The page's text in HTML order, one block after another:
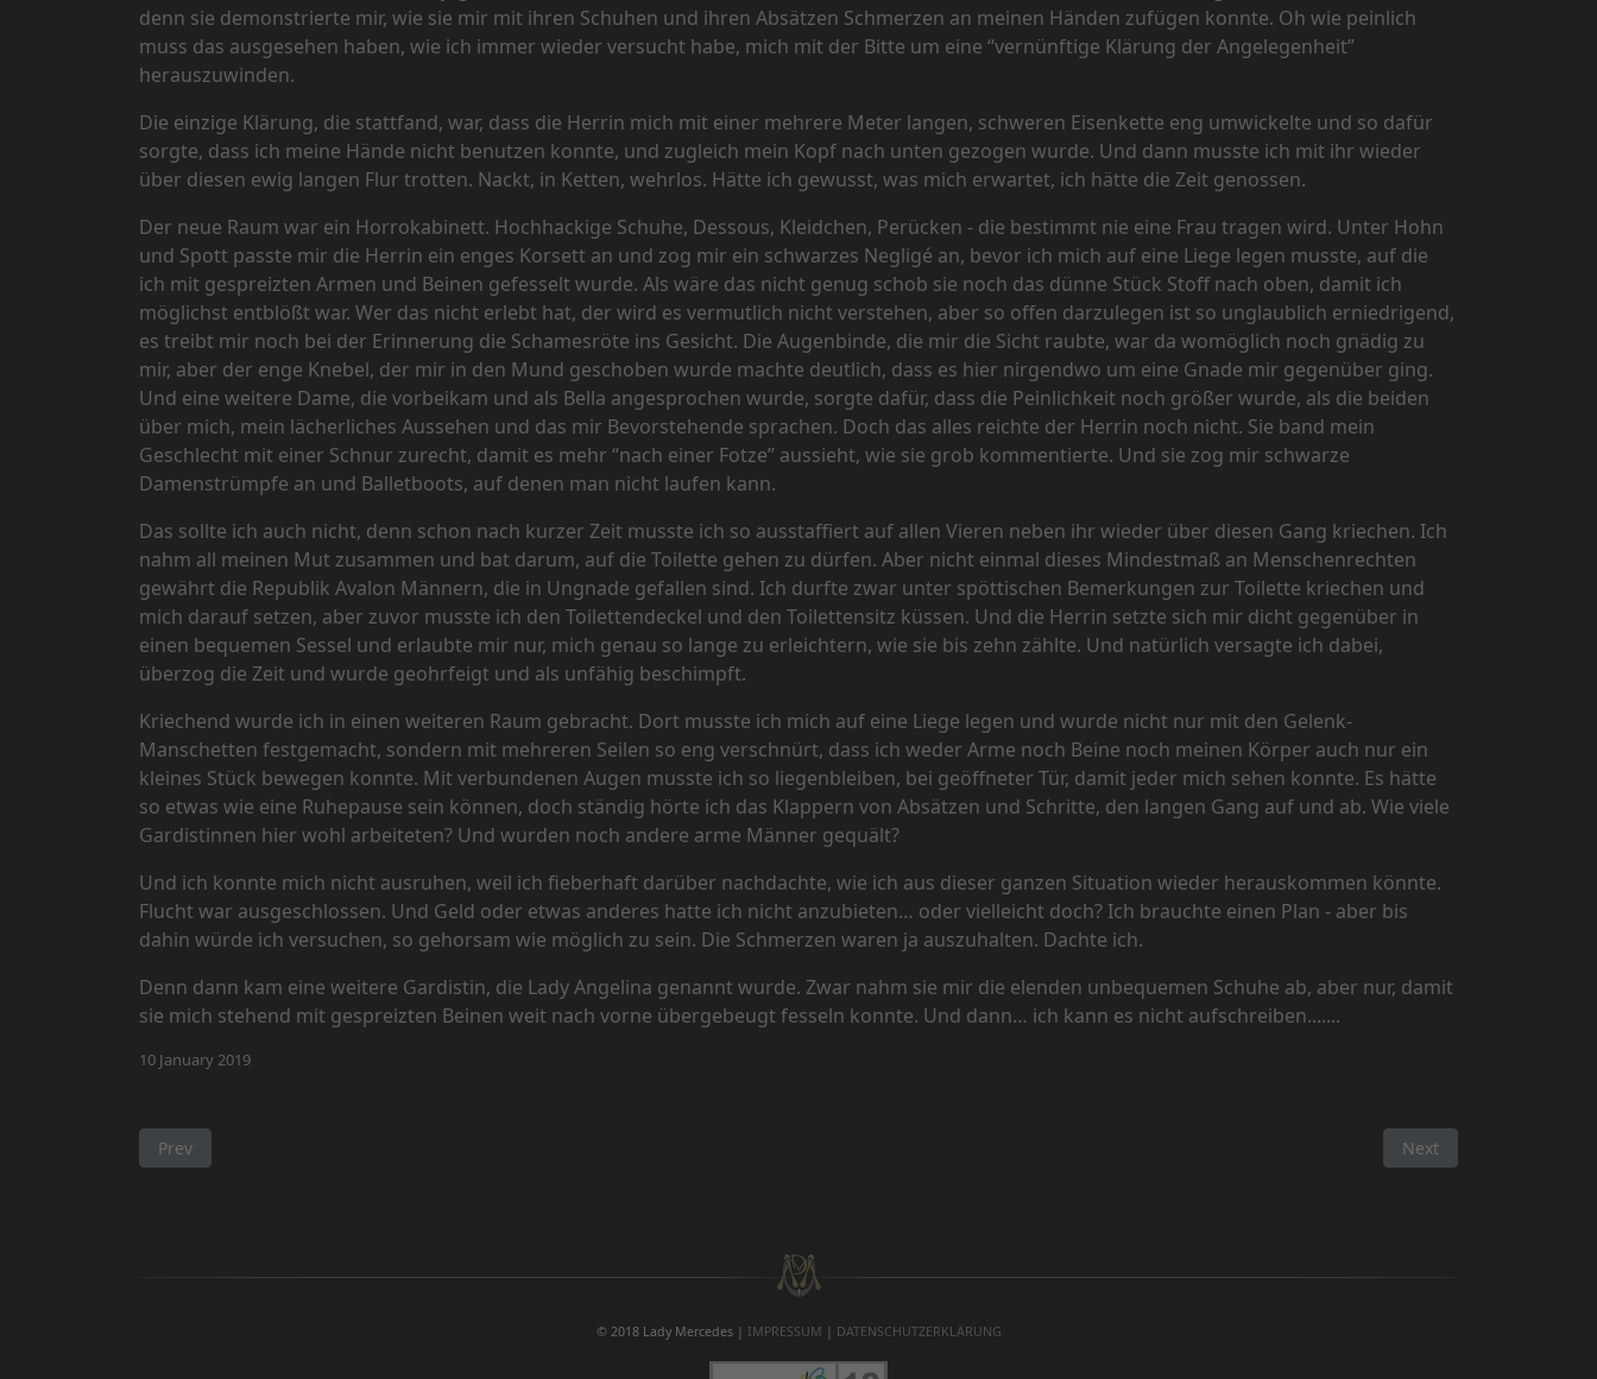
denn sie demonstrierte mir, wie sie mir mit ihren Schuhen und ihren Absätzen Schmerzen an meinen Händen zufügen konnte. Oh wie peinlich
muss das ausgesehen haben, wie ich immer wieder versucht habe, mich mit der Bitte um eine “vernünftige Klärung der Angelegenheit”
herauszuwinden.
Die einzige Klärung, die stattfand, war, dass die Herrin mich mit einer mehrere Meter langen, schweren Eisenkette eng umwickelte und so dafür
sorgte, dass ich meine Hände nicht benutzen konnte, und zugleich mein Kopf nach unten gezogen wurde. Und dann musste ich mit ihr wieder
über diesen ewig langen Flur trotten. Nackt, in Ketten, wehrlos. Hätte ich gewusst, was mich erwartet, ich hätte die Zeit genossen.
Der neue Raum war ein Horrokabinett. Hochhackige Schuhe, Dessous, Kleidchen, Perücken - die bestimmt nie eine Frau tragen wird. Unter Hohn
und Spott passte mir die Herrin ein enges Korsett an und zog mir ein schwarzes Negligé an, bevor ich mich auf eine Liege legen musste, auf die
ich mit gespreizten Armen und Beinen gefesselt wurde. Als wäre das nicht genug schob sie noch das dünne Stück Stoff nach oben, damit ich
möglichst entblößt war. Wer das nicht erlebt hat, der wird es vermutlich nicht verstehen, aber so offen darzulegen ist so unglaublich erniedrigend,
es treibt mir noch bei der Erinnerung die Schamesröte ins Gesicht. Die Augenbinde, die mir die Sicht raubte, war da womöglich noch gnädig zu
mir, aber der enge Knebel, der mir in den Mund geschoben wurde machte deutlich, dass es hier nirgendwo um eine Gnade mir gegenüber ging.
Und eine weitere Dame, die vorbeikam und als Bella angesprochen wurde, sorgte dafür, dass die Peinlichkeit noch größer wurde, als die beiden
über mich, mein lächerliches Aussehen und das mir Bevorstehende sprachen. Doch das alles reichte der Herrin noch nicht. Sie band mein
Geschlecht mit einer Schnur zurecht, damit es mehr “nach einer Fotze” aussieht, wie sie grob kommentierte. Und sie zog mir schwarze
Damenstrümpfe an und Balletboots, auf denen man nicht laufen kann.
Das sollte ich auch nicht, denn schon nach kurzer Zeit musste ich so ausstaffiert auf allen Vieren neben ihr wieder über diesen Gang kriechen. Ich
nahm all meinen Mut zusammen und bat darum, auf die Toilette gehen zu dürfen. Aber nicht einmal dieses Mindestmaß an Menschenrechten
gewährt die Republik Avalon Männern, die in Ungnade gefallen sind. Ich durfte zwar unter spöttischen Bemerkungen zur Toilette kriechen und
mich darauf setzen, aber zuvor musste ich den Toilettendeckel und den Toilettensitz küssen. Und die Herrin setzte sich mir dicht gegenüber in
einen bequemen Sessel und erlaubte mir nur, mich genau so lange zu erleichtern, wie sie bis zehn zählte. Und natürlich versagte ich dabei,
überzog die Zeit und wurde geohrfeigt und als unfähig beschimpft.
Kriechend wurde ich in einen weiteren Raum gebracht. Dort musste ich mich auf eine Liege legen und wurde nicht nur mit den Gelenk-
Manschetten festgemacht, sondern mit mehreren Seilen so eng verschnürt, dass ich weder Arme noch Beine noch meinen Körper auch nur ein
kleines Stück bewegen konnte. Mit verbundenen Augen musste ich so liegenbleiben, bei geöffneter Tür, damit jeder mich sehen konnte. Es hätte
so etwas wie eine Ruhepause sein können, doch ständig hörte ich das Klappern von Absätzen und Schritte, den langen Gang auf und ab. Wie viele
Gardistinnen hier wohl arbeiteten? Und wurden noch andere arme Männer gequält?
Und ich konnte mich nicht ausruhen, weil ich fieberhaft darüber nachdachte, wie ich aus dieser ganzen Situation wieder herauskommen könnte.
Flucht war ausgeschlossen. Und Geld oder etwas anderes hatte ich nicht anzubieten… oder vielleicht doch? Ich brauchte einen Plan - aber bis
dahin würde ich versuchen, so gehorsam wie möglich zu sein. Die Schmerzen waren ja auszuhalten. Dachte ich.
Denn dann kam eine weitere Gardistin, die Lady Angelina genannt wurde. Zwar nahm sie mir die elenden unbequemen Schuhe ab, aber nur, damit
sie mich stehend mit gespreizten Beinen weit nach vorne übergebeugt fesseln konnte. Und dann… ich kann es nicht aufschreiben.......
10 January 2019
Previous article: Feedback von einem hoch geschätzen Gast
Prev Next article: Interview
Next
© 2018 Lady Mercedes | IMPRESSUM | DATENSCHUTZERKLÄRUNG